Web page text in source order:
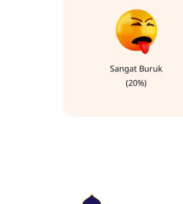
Sangat Buruk
(20%)